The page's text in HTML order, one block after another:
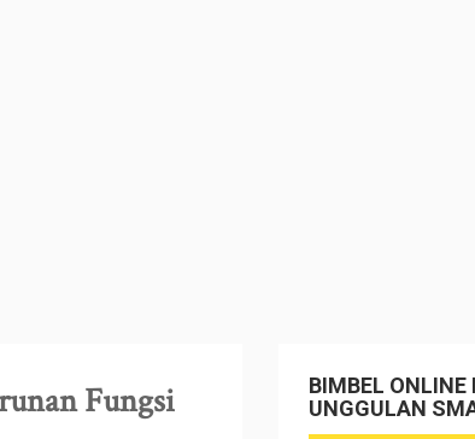
Fungsi
BIMBEL
UNGGULAN